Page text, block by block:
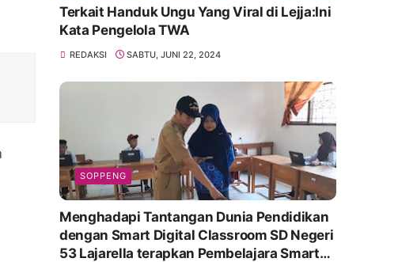
Terkait Handuk Ungu Yang Viral di Lejja:Ini
Kata Pengelola TWA
REDAKSI SABTU, JUNI 22, 2024
SOPPENG
Menghadapi Tantangan Dunia Pendidikan
dengan Smart Digital Classroom SD Negeri
53 Lajarella terapkan Pembelajara Smart